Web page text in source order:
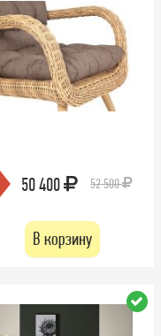
50 400 52 500
В корзину